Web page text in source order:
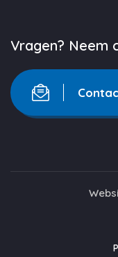
Vragen? Neem